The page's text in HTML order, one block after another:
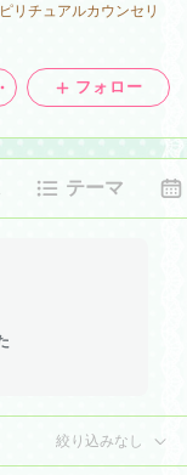
リチュアルカウンセリ
フォロー
テーマ
絞り込みなし